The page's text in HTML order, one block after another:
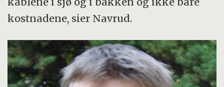
kostnadene, sier Navrud.